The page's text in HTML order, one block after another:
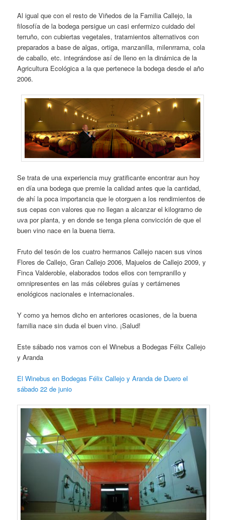
Al igual que con el resto de Viñedos de la Familia Callejo, la
filosofía de la bodega persigue un casi enfermizo cuidado del
terruño, con cubiertas vegetales, tratamientos alternativos con
preparados a base de algas, ortiga, manzanilla, milenrrama, cola
de caballo, etc. integrándose así de lleno en la dinámica de la
Agricultura Ecológica a la que pertenece la bodega desde el año
2006.
Se trata de una experiencia muy gratificante encontrar aun hoy
en día una bodega que premie la calidad antes que la cantidad,
de ahí la poca importancia que le otorguen a los rendimientos de
sus cepas con valores que no llegan a alcanzar el kilogramo de
uva por planta, y en donde se tenga plena convicción de que el
buen vino nace en la buena tierra.
Fruto del tesón de los cuatro hermanos Callejo nacen sus vinos
Flores de Callejo, Gran Callejo 2006, Majuelos de Callejo 2009, y
Finca Valderoble, elaborados todos ellos con tempranillo y
omnipresentes en las más célebres guías y certámenes
enológicos nacionales e internacionales.
Y como ya hemos dicho en anteriores ocasiones, de la buena
familia nace sin duda el buen vino. ¡Salud!
Este sábado nos vamos con el Winebus a Bodegas Félix Callejo
y Aranda
El Winebus en Bodegas Félix Callejo y Aranda de Duero el
sábado 22 de junio